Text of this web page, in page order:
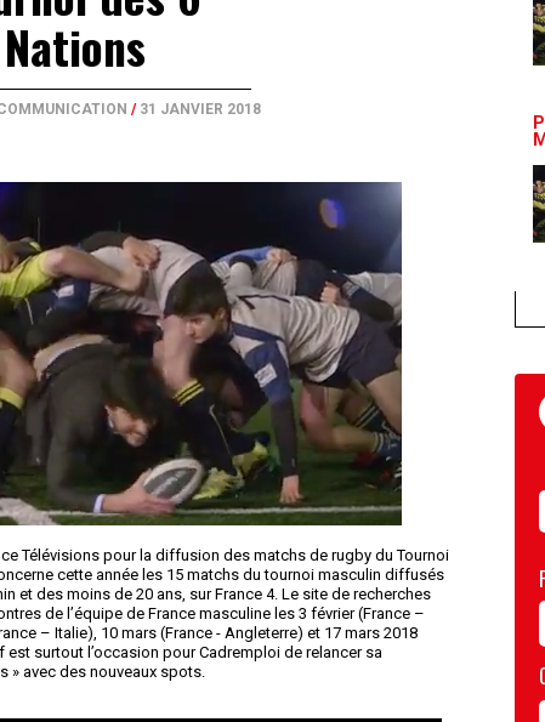
Nations
/ 31 JANVIER 2018
Télévisions pour la diffusion des matchs de rugby du Tournoi
cette année les 15 matchs du tournoi masculin diffusés
et des moins de 20 ans, sur France 4. Le site de recherches
de l’équipe de France masculine les 3 février (France –
– Italie), 10 mars (France - Angleterre) et 17 mars 2018
surtout l’occasion pour Cadremploi de relancer sa
» avec des nouveaux spots.